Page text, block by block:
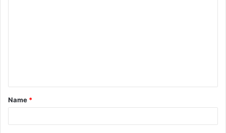
t
*
Name *